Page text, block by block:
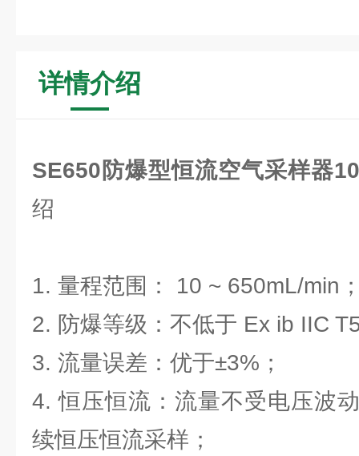
详情介绍
SE650防爆型恒流空气采样器
绍
1. 量程范围： 10 ~ 650mL/min
2. 防爆等级：不低于 Ex ib IIC
3. 流量误差：优于±3%；
4. 恒压恒流：流量不受电压波
续恒压恒流采样；